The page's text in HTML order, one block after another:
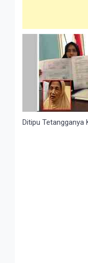
Ditipu Tetangganya